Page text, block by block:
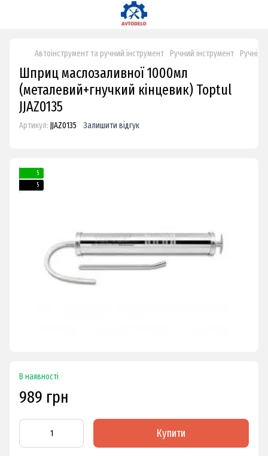
Автоінструмент та ручний інструмент Ручний інструмент Ручні
Шприц маслозаливної 1000мл
(металевий+гнучкий кінцевик) Toptul
JJAZ0135
Артикул: JJAZ0135 Залишити відгук
5
5
В наявності
989 грн
Купити